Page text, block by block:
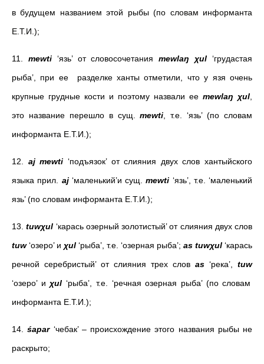
в будущем названием этой рыбы (по словам информанта
Е.Т.И. );
11. mewti ‘язь’ от словосочетанияmewlaŋ χul‘грудастая
рыба’, при ее разделке ханты отметили, что у язя очень
крупные грудные кости и поэтому назвали ее mewlaŋ χul
это название перешло в сущ.mewti , т.е. ‘язь’ (по словам
информанта Е.Т.И. );
12. aj mewti ‘подъязок’ от слияния двух слов хантыйского
языка прил. aj‘маленький’и сущ.mewti ‘язь’, т.е. ‘маленький
язь’ (по словам информанта Е.Т.И. );
13.tuwχul ‘карась озерный золотистый’ от слияния двух слов
tuw‘озеро’ и χul ‘рыба’, т.е. ‘озерная рыба’; as tuwχul ‘карась
речной серебристый’ от слияния трех слов as ‘река’, tuw
‘озеро’ иχul‘рыба’, т.е. ‘речная озерная рыба’ (по словам
информанта Е.Т.И. );
14.śapar ‘чебак’ – происхождение этого названия рыбы не
раскрыто;